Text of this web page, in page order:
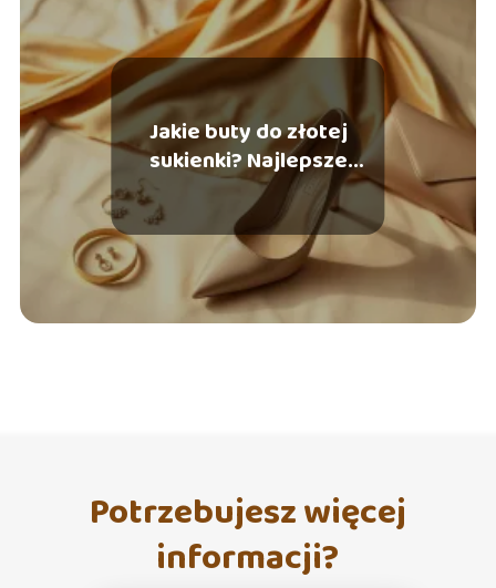
Jakie buty do złotej
sukienki? Najlepsze
wybory na każdą okazję!
Potrzebujesz więcej
informacji?